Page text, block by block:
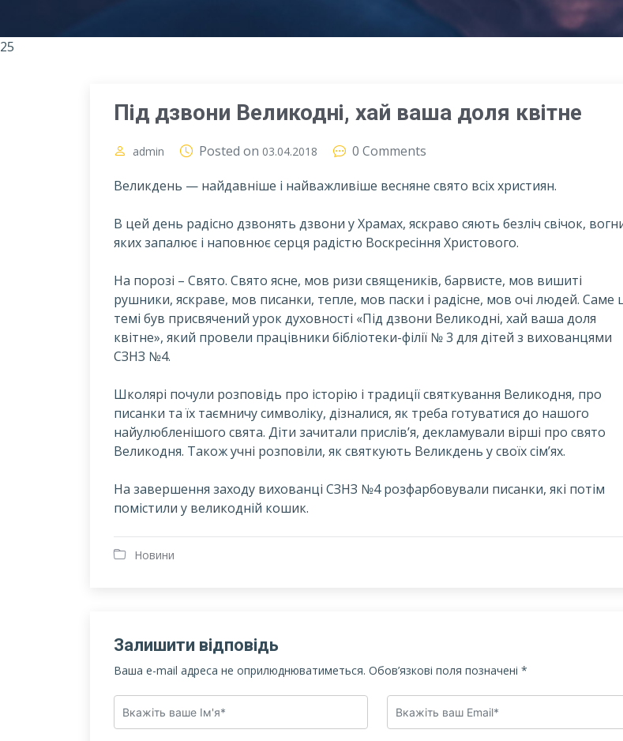
25
Під дзвони Великодні, хай ваша доля квітне
admin Posted on 03.04.2018
0 Comments
Великдень — найдавніше і найважливіше весняне свято всіх християн.
В цей день радісно дзвонять дзвони у Храмах, яскраво сяють безліч свічок,
яких запалює і наповнює серця радістю Воскресіння Христового.
На порозі – Свято. Свято ясне, мов ризи священиків, барвисте, мов вишиті
рушники, яскраве, мов писанки, тепле, мов паски і радісне, мов очі людей. Саме
темі був присвячений урок духовності «Під дзвони Великодні, хай ваша доля
квітне», який провели працівники бібліотеки-філії № 3 для дітей з вихованцями
СЗНЗ №4.
Школярі почули розповідь про історію і традиції святкування Великодня, про
писанки та їх таємничу символіку, дізналися, як треба готуватися до нашого
найулюбленішого свята. Діти зачитали прислів’я, декламували вірші про свято
Великодня. Також учні розповіли, як святкують Великдень у своїх сім’ях.
На завершення заходу вихованці СЗНЗ №4 розфарбовували писанки, які потім
помістили у великодній кошик.
Новини
Залишити відповідь
Ваша e-mail адреса не оприлюднюватиметься. Обов’язкові поля позначені *